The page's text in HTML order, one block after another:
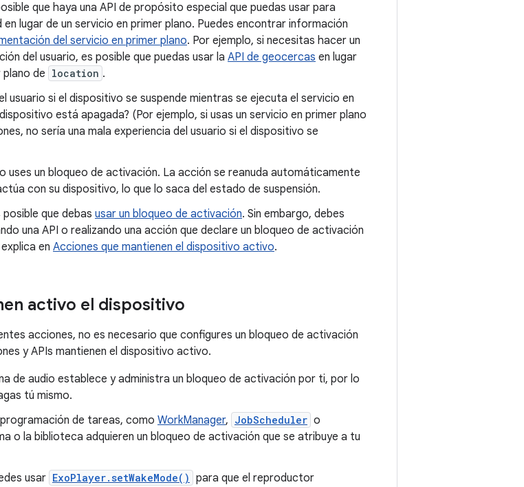
que haya una API de propósito especial que puedas usar para
lugar de un servicio en primer plano. Puedes encontrar información
del servicio en primer plano. Por ejemplo, si necesitas hacer un
del usuario, es posible que puedas usar la API de geocercas en lugar
plano de location .
usuario si el dispositivo se suspende mientras se ejecuta el servicio en
está apagada? (Por ejemplo, si usas un servicio en primer plano
no sería una mala experiencia del usuario si el dispositivo se
uses un bloqueo de activación. La acción se reanuda automáticamente
con su dispositivo, lo que lo saca del estado de suspensión.
posible que debas usar un bloqueo de activación. Sin embargo, debes
una API o realizando una acción que declare un bloqueo de activación
en Acciones que mantienen el dispositivo activo.
activo el dispositivo
acciones, no es necesario que configures un bloqueo de activación
y APIs mantienen el dispositivo activo.
de audio establece y administra un bloqueo de activación por ti, por lo
tú mismo.
de tareas, como WorkManager, JobScheduler o
o la biblioteca adquieren un bloqueo de activación que se atribuye a tu
usar ExoPlayer.setWakeMode() para que el reproductor